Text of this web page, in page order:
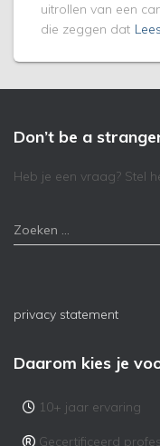
uitrollen van een
die zeggen dat
Don’t be a
Heb je een vraag? Stel
Zoeken …
privacy statement
Daarom kies je
10+ jaar ervaring
Gecertificeerd